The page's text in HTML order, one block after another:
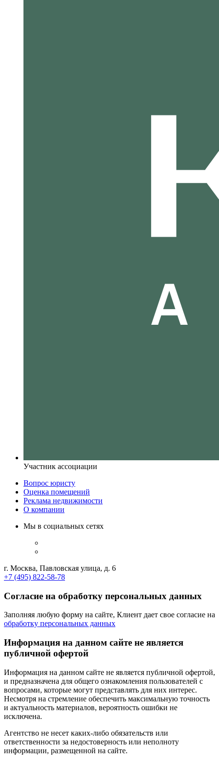
Участник ассоциации
Вопрос юристу
Оценка помещений
Реклама недвижимости
О компании
Мы в социальных сетях
г. Москва, Павловская улица, д. 6
+7 (495) 822-58-78
Согласие на обработку персональных данных
Заполняя любую форму на сайте, Клиент дает свое согласие на
обработку персональных данных
Информация на данном сайте не является
публичной офертой
Информация на данном сайте не является публичной офертой,
и предназначена для общего ознакомления пользователей с
вопросами, которые могут представлять для них интерес.
Несмотря на стремление обеспечить максимальную точность
и актуальность материалов, вероятность ошибки не
исключена.
Агентство не несет каких-либо обязательств или
ответственности за недостоверность или неполноту
информации, размещенной на сайте.